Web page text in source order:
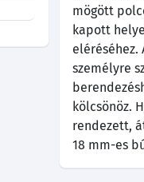
mögött
kapott
eléréséhez.
személyre
kölcsönöz.
rendezett,
18 mm-es